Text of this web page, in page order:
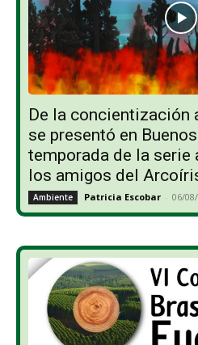
De la concientización
se presentó en
temporada de la serie
los amigos del
Ambiente Patricia Escobar - 06/